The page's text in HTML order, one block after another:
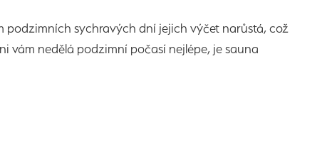
podzimních sychravých dní jejich výčet narůstá, což
nedělá podzimní počasí nejlépe, je sauna